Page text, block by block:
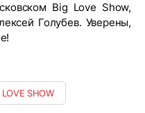
Big Love Show,
Голубев. Уверены,
LOVE SHOW